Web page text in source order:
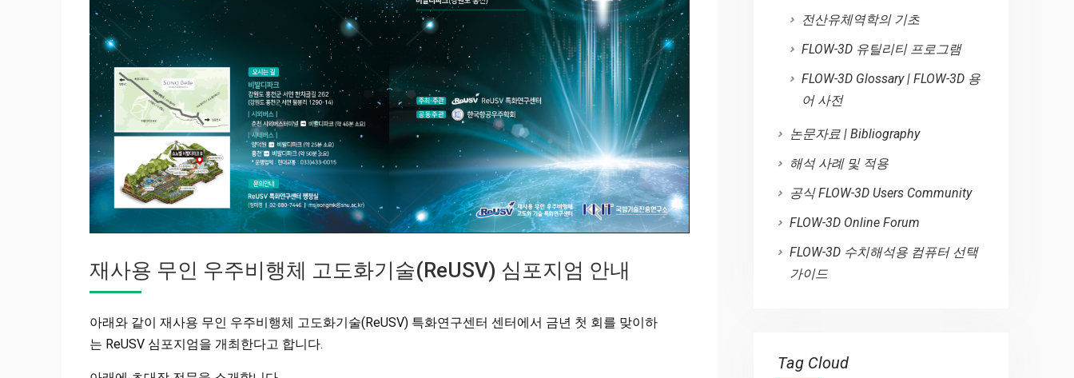
재사용 무인 우주비행체 고도화기술(ReUSV) 심포지엄 안내
아래와 같이 재사용 무인 우주비행체 고도화기술(ReUSV) 특화연구센터 센터에서 금년 첫 회를 맞이하
는 ReUSV 심포지엄을 개최한다고 합니다.
전산유체역학의 기초
FLOW-3D 유틸리티 프로그램
FLOW-3D Glossary | FLOW-3D 용
어 사전
논문자료 | Bibliography
해석 사례 및 적용
공식 FLOW-3D Users Community
FLOW-3D Online Forum
FLOW-3D 수치해석용 컴퓨터 선택
가이드
Tag Cloud